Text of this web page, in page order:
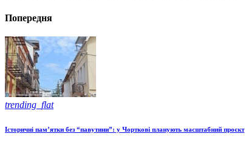
Попередня
trending_flat
Історичні пам’ятки без “павутини”: у Чорткові планують масштабний проєкт